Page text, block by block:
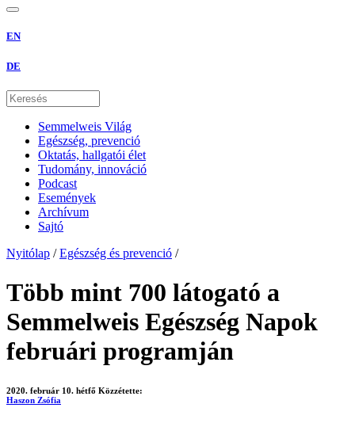
EN
DE
Semmelweis Világ
Egészség, prevenció
Oktatás, hallgatói élet
Tudomány, innováció
Podcast
Események
Archívum
Sajtó
Nyitólap / Egészség és prevenció /
Több mint 700 látogató a
Semmelweis Egészség Napok
februári programján
2020. február 10. hétfő Közzétette:
Haszon Zsófia